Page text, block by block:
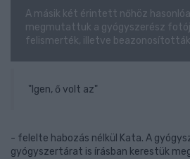
A másik két érintett nőhöz
megmutattuk a gyógyszerész
felismerték, illetve
"Igen, ő volt az"
- felelte habozás nélkül Kata. A
gyógyszertárat is írásban kerestük